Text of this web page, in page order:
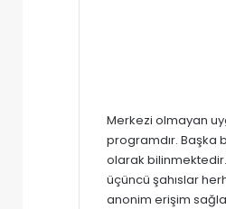
Merkezi olmayan
programdır. Başka
olarak
üçüncü şahıslar
anonim erişim